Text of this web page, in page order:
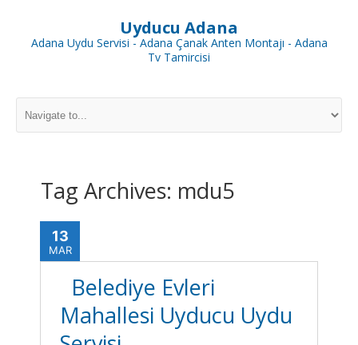
Uyducu Adana
Adana Uydu Servisi - Adana Çanak Anten Montajı - Adana
Tv Tamircisi
Tag Archives: mdu5
13
MAR
Belediye Evleri
Mahallesi Uyducu Uydu